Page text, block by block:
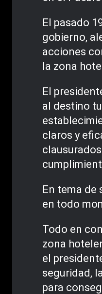
El pasado
gobierno,
acciones
la zona
El
al destino
claros y
En tema de
en todo
Todo en
zona
el
seguridad,
para